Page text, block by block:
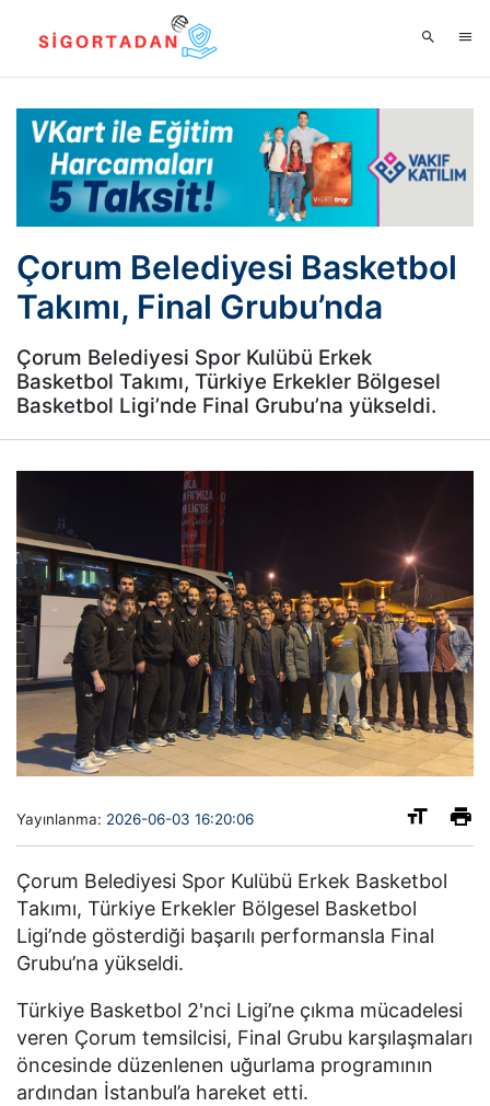
Çorum Belediyesi Basketbol
Takımı, Final Grubu’nda
Çorum Belediyesi Spor Kulübü Erkek
Basketbol Takımı, Türkiye Erkekler Bölgesel
Basketbol Ligi’nde Final Grubu’na yükseldi.
Yayınlanma: 2026-06-03 16:20:06
Çorum Belediyesi Spor Kulübü Erkek Basketbol
Takımı, Türkiye Erkekler Bölgesel Basketbol
Ligi’nde gösterdiği başarılı performansla Final
Grubu’na yükseldi.
Türkiye Basketbol 2'nci Ligi’ne çıkma mücadelesi
veren Çorum temsilcisi, Final Grubu karşılaşmaları
öncesinde düzenlenen uğurlama programının
ardından İstanbul’a hareket etti.